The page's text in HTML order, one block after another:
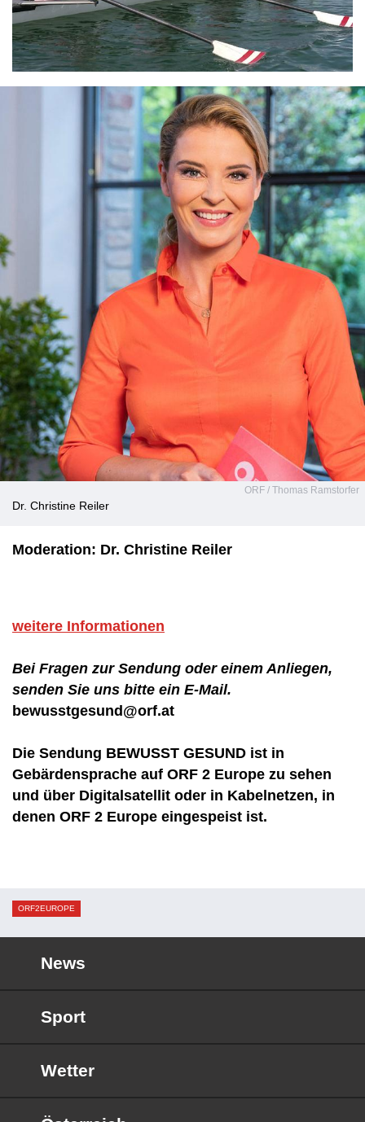
ORF / Thomas Ramstorfer
Dr. Christine Reiler
Moderation: Dr. Christine Reiler
weitere Informationen
Bei Fragen zur Sendung oder einem Anliegen,
senden Sie uns bitte ein E-Mail.
bewusstgesund@orf.at
Die Sendung BEWUSST GESUND ist in
Gebärdensprache auf ORF 2 Europe zu sehen
und über Digitalsatellit oder in Kabelnetzen, in
denen ORF 2 Europe eingespeist ist.
ORF2EUROPE
News
Sport
Wetter